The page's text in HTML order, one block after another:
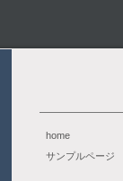
home
サンプルページ